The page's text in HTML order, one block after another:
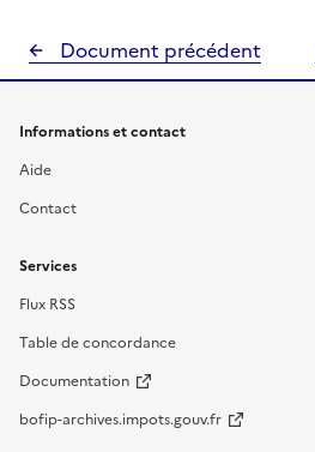
Document précédent
Informations et contact
Aide
Contact
Services
Flux RSS
Table de concordance
Documentation
bofip-archives.impots.gouv.fr